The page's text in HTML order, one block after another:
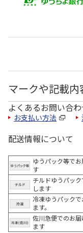
マークや記載内
よくあるお問い合
お支払い方法
配送情報について
ゆうパック等で
す
チルドゆうパッ
します
冷凍ゆうパックで
ます。
佐川急便でのお届
ます